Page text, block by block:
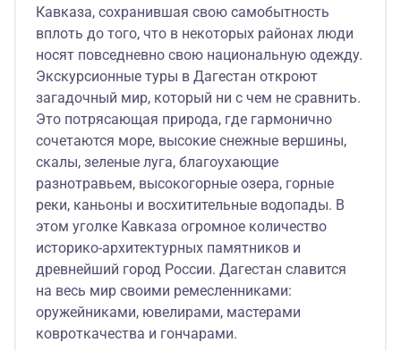
Кавказа, сохранившая свою самобытность
вплоть до того, что в некоторых районах люди
носят повседневно свою национальную одежду.
Экскурсионные туры в Дагестан откроют
загадочный мир, который ни с чем не сравнить.
Это потрясающая природа, где гармонично
сочетаются море, высокие снежные вершины,
скалы, зеленые луга, благоухающие
разнотравьем, высокогорные озера, горные
реки, каньоны и восхитительные водопады. В
этом уголке Кавказа огромное количество
историко-архитектурных памятников и
древнейший город России. Дагестан славится
на весь мир своими ремесленниками:
оружейниками, ювелирами, мастерами
ковроткачества и гончарами.